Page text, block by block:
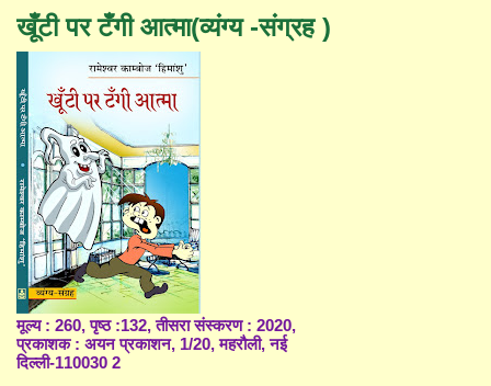
खूँटी पर टँगी आत्मा(व्यंग्य -संग्रह )
मूल्य : 260, पृष्ठ :132, तीसरा संस्करण : 2020,
प्रकाशक : अयन प्रकाशन, 1/20, महरौली, नई
दिल्ली-110030 2